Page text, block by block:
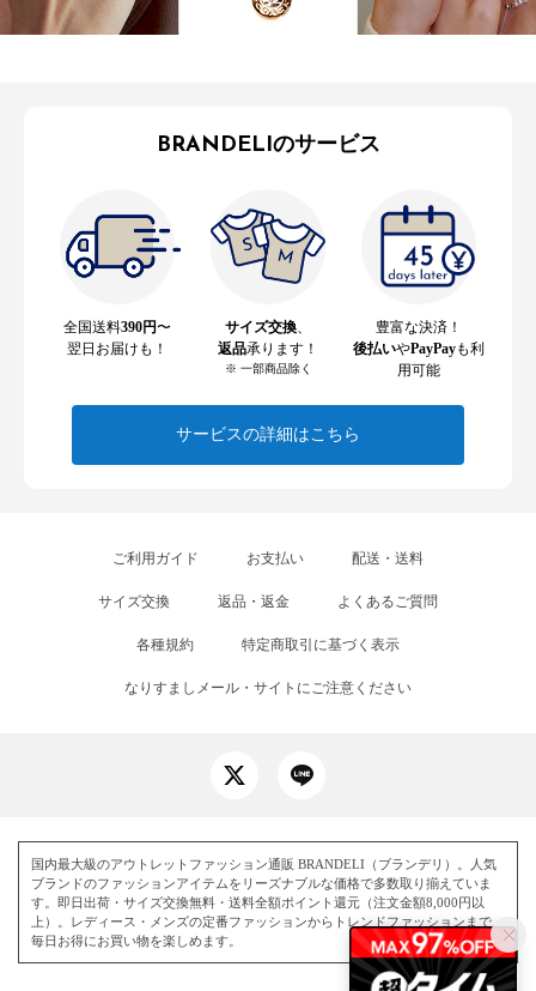
BRANDELIのサービス
全国送料390円〜
翌日お届けも！
サイズ交換
返品承ります！
※ 一部商品除く
豊富な決済！
後払いやPayPayも利
用可能
サービスの詳細はこちら
ご利用ガイド お支払い 配送・送料
サイズ交換 返品・返金 よくあるご質問
各種規約 特定商取引に基づく表示
なりすましメール・サイトにご注意ください
国内最大級のアウトレットファッション通販 BRANDELI（ブランデリ）。人気
ブランドのファッションアイテムをリーズナブルな価格で多数取り揃えていま
す。即日出荷・サイズ交換無料・送料全額ポイント還元（注文金額8,000円以
上）。レディース・メンズの定番ファッションからトレンドファッションまで、
毎日お得にお買い物を楽しめます。